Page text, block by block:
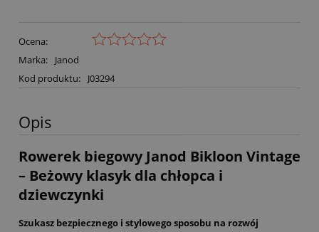
Ocena:
Marka:
Janod
Kod produktu:
J03294
Opis
Rowerek biegowy Janod Bikloon Vintage
– Beżowy klasyk dla chłopca i
dziewczynki
Szukasz bezpiecznego i stylowego sposobu na rozwój